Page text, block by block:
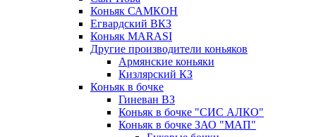
Коньяк САМКОН
Егвардский ВКЗ
Коньяк MARASI
Другие производители коньяков
Армянские коньяки
Кизлярский КЗ
Коньяк в бочке
Гиневан ВЗ
Коньяк в бочке "СИС АЛКО"
Коньяк в бочке ЗАО "МАП"